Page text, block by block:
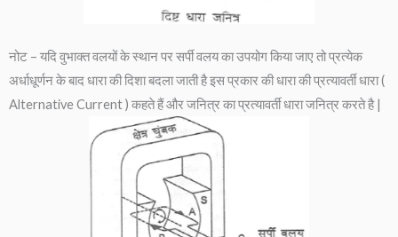
नोट – यदि वुभाक्त वलयों के स्थान पर सर्पी वलय का उपयोग किया जाए तो प्रत्येक
अर्धाधूर्णन के बाद धारा की दिशा बदला जाती है इस प्रकार की धारा की प्रत्यावर्ती धारा (
Alternative Current ) कहते हैं और जनित्र का प्रत्यावर्ती धारा जनित्र करते है |